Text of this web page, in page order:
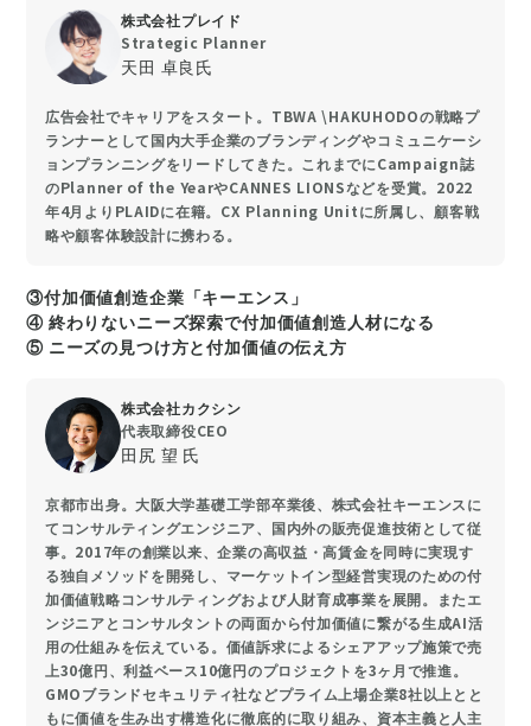
株式会社プレイド
Strategic Planner
天田 卓良氏
広告会社でキャリアをスタート。TBWA \HAKUHODOの戦略プ
ランナーとして国内大手企業のブランディングやコミュニケーシ
ョンプランニングをリードしてきた。これまでにCampaign誌
のPlanner of the YearやCANNES LIONSなどを受賞。2022
年4月よりPLAIDに在籍。CX Planning Unitに所属し、顧客戦
略や顧客体験設計に携わる。
③付加価値創造企業「キーエンス」
④ 終わりないニーズ探索で付加価値創造人材になる
⑤ ニーズの見つけ方と付加価値の伝え方
株式会社カクシン
代表取締役CEO
田尻 望 氏
京都市出身。大阪大学基礎工学部卒業後、株式会社キーエンスに
てコンサルティングエンジニア、国内外の販売促進技術として従
事。2017年の創業以来、企業の高収益・高賃金を同時に実現す
る独自メソッドを開発し、マーケットイン型経営実現のための付
加価値戦略コンサルティングおよび人財育成事業を展開。またエ
ンジニアとコンサルタントの両面から付加価値に繋がる生成AI活
用の仕組みを伝えている。価値訴求によるシェアアップ施策で売
上30億円、利益ベース10億円のプロジェクトを3ヶ月で推進。
GMOブランドセキュリティ社などプライム上場企業8社以上とと
もに価値を生み出す構造化に徹底的に取り組み、資本主義と人主